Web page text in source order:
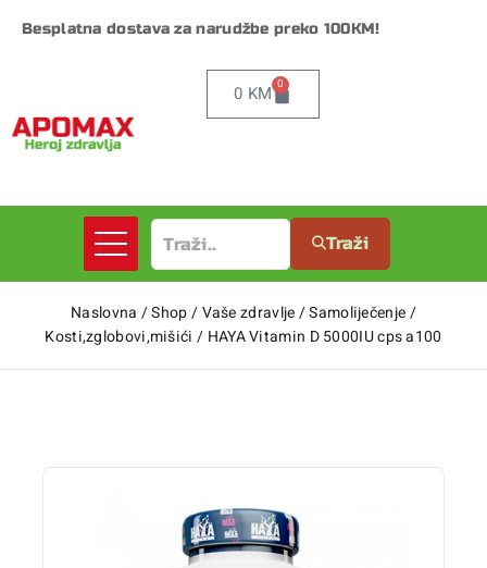
Besplatna dostava za narudžbe preko 100KM!
0 KM 0
Traži
Naslovna /Shop/Vaše zdravlje/Samoliječenje/
Kosti,zglobovi,mišići / HAYA Vitamin D 5000IU cps a100